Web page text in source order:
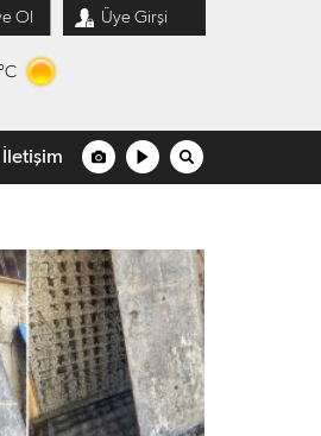
Ol Üye Girşi
İletişim